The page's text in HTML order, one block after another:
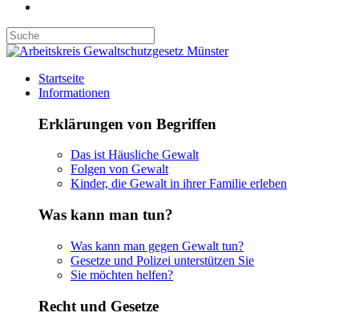
Startseite
Informationen
Erklärungen von Begriffen
Das ist Häusliche Gewalt
Folgen von Gewalt
Kinder, die Gewalt in ihrer Familie erleben
Was kann man tun?
Was kann man gegen Gewalt tun?
Gesetze und Polizei unterstützen Sie
Sie möchten helfen?
Recht und Gesetze